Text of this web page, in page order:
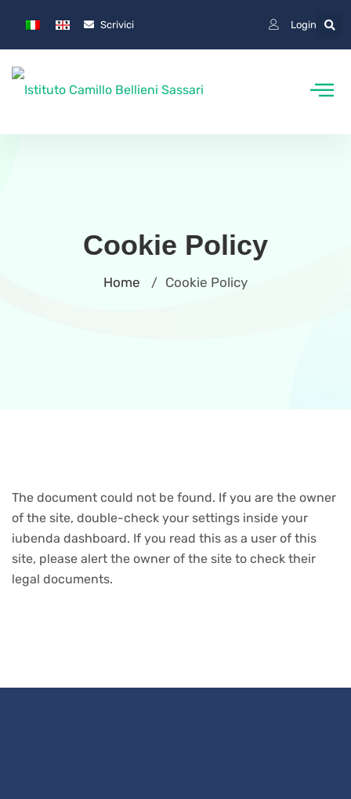
Scrivici Login
Cookie Policy
Home / Cookie Policy
The document could not be found. If you are the owner
of the site, double-check your settings inside your
iubenda dashboard. If you read this as a user of this
site, please alert the owner of the site to check their
legal documents.